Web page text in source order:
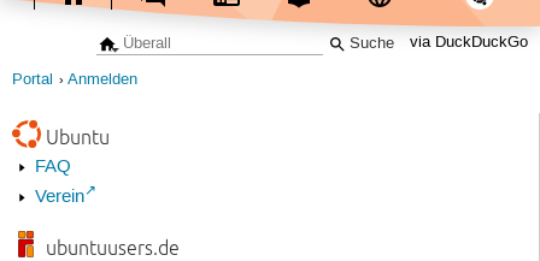
via DuckDuckGo
Portal Anmelden
Ubuntu
FAQ
Verein
ubuntuusers.de